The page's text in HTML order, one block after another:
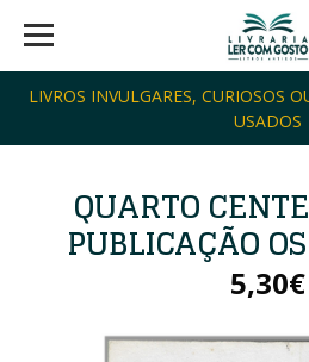
LIVROS INVULGARES, CURIOSOS
USADOS
QUARTO
PUBLICAÇÃO
5,30€